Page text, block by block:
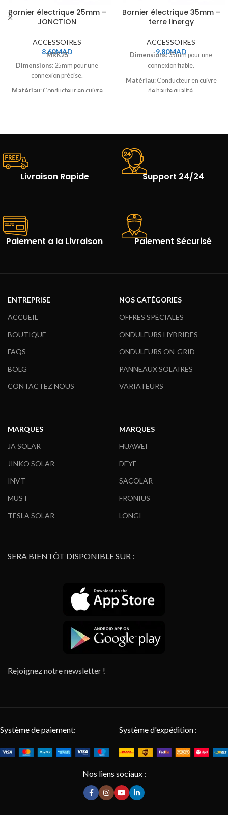
Bornier électrique 25mm –
JONCTION
ACCESSOIRES
8.60MAD
MRK25
Dimensions: 25mm pour une
connexion précise.
Matériau: Conducteur en cuivre
Résistance
températures élevées et aux
environnements difficiles.
Bornier électrique 35mm –
terre linergy
ACCESSOIRES
9.80MAD
Dimensions: 35mm pour une
connexion fiable.
Matériau: Conducteur en cuivre
de haute qualité.
courants élevés et aux conditions
Livraison Rapide Support 24/24
Paiement a la Livraison Paiement Sécurisé
ENTREPRISE
ACCUEIL
BOUTIQUE
FAQS
BOLG
CONTACTEZ NOUS
NOS CATÉGORIES
OFFRES SPÉCIALES
ONDULEURS HYBRIDES
ONDULEURS ON-GRID
PANNEAUX SOLAIRES
VARIATEURS
MARQUES
JA SOLAR
JINKO SOLAR
INVT
MUST
TESLA SOLAR
MARQUES
HUAWEI
DEYE
SACOLAR
FRONIUS
LONGI
SERA BIENTÔT DISPONIBLE SUR :
Rejoignez notre newsletter !
Système de paiement: Système d'expédition :
Nos liens sociaux :